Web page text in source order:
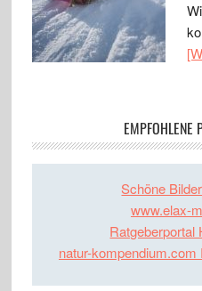
EMPFOHLENE
Schöne
www.elax-
Ratgeberportal
natur-